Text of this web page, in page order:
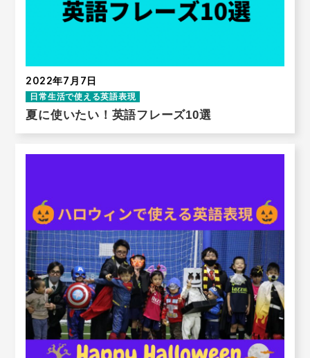
2022年7月7日
日常生活で使える英語表現
夏に使いたい！英語フレーズ10選